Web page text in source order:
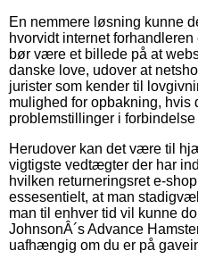
En nemmere løsning kunne
hvorvidt internet
bør være et billede på at
danske love, udover at
jurister som kender til
mulighed for opbakning, hvis
problemstillinger i
Herudover kan det være til
vigtigste vedtægter der har
hvilken returneringsret e-
essesentielt, at man
man til enhver tid vil kunne
JohnsonÂ´s Advance
uafhængig om du er på